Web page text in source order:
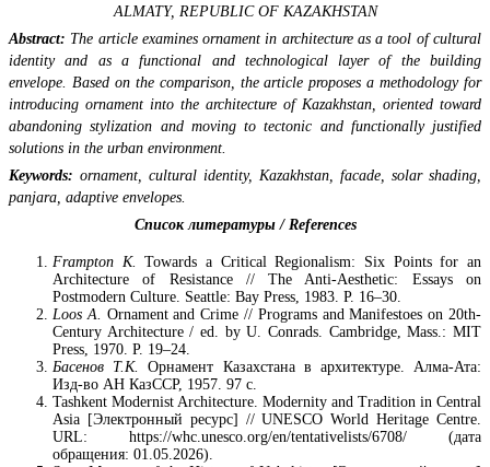
ALMATY, REPUBLIC OF KAZAKHSTAN
Abstract: The article examines ornament in architecture as a tool of cultural
identity and as a functional and technological layer of the building
envelope. Based on the comparison, the article proposes a methodology for
introducing ornament into the architecture of Kazakhstan, oriented toward
abandoning stylization and moving to tectonic and functionally justified
solutions in the urban environment.
Keywords: ornament, cultural identity, Kazakhstan, facade, solar shading,
panjara, adaptive envelopes.
Список литературы/ References
Frampton K.Towards a Critical Regionalism: Six Points for an
Architecture of Resistance // The Anti-Aesthetic: Essays on
Postmodern Culture. Seattle: Bay Press, 1983. P. 16–30.
Loos A. Ornament and Crime // Programs and Manifestoes on 20th-
Century Architecture / ed. by U. Conrads. Cambridge, Mass.: MIT
Press, 1970. P. 19–24.
Басенов Т.К.
Орнамент Казахстана в архитектуре. Алма-Ата:
Изд-во АН КазССР, 1957. 97 с.
Tashkent Modernist Architecture. Modernity and Tradition in Central
Asia [Электронный ресурс] // UNESCO World Heritage Centre.
URL: https://whc.unesco.org/en/tentativelists/6708/ (дата
обращения: 01.05.2026).